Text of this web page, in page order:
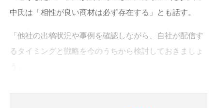
中氏は「相性が良い商材は必ず存在する」とも話す。
「他社の出稿状況や事例を確認しながら、自社が配信す
るタイミングと戦略を今のうちから検討しておきましょ